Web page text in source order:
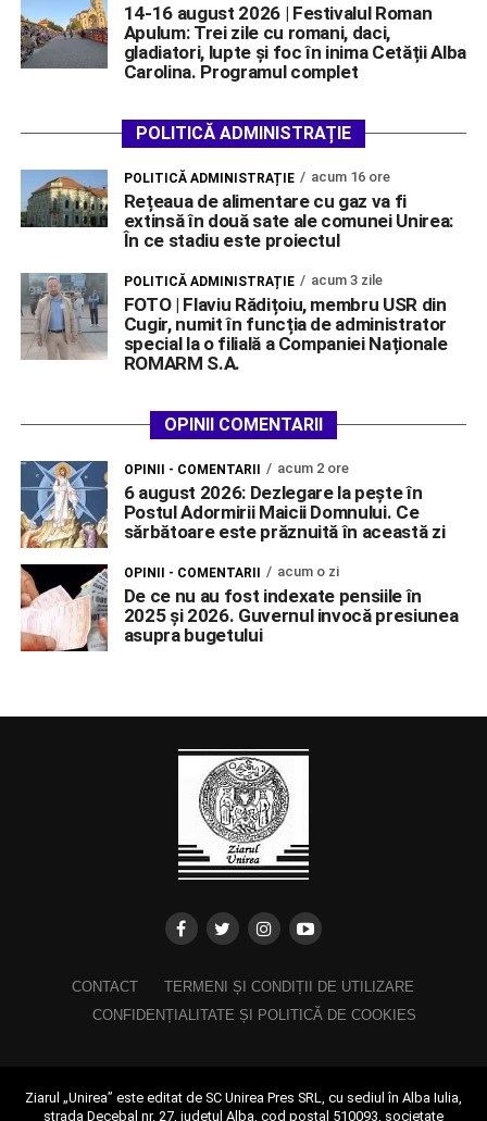
14-16 august 2026 | Festivalul Roman
Apulum: Trei zile cu romani, daci,
gladiatori, lupte și foc în inima Cetății Alba
Carolina. Programul complet
POLITICĂ ADMINISTRAȚIE
POLITICĂ ADMINISTRAȚIE acum 16 ore
Rețeaua de alimentare cu gaz va fi
extinsă în două sate ale comunei Unirea:
În ce stadiu este proiectul
POLITICĂ ADMINISTRAȚIE acum 3 zile
FOTO | Flaviu Rădițoiu, membru USR din
Cugir, numit în funcția de administrator
special la o filială a Companiei Naționale
ROMARM S.A.
OPINII COMENTARII
OPINII - COMENTARII acum 2 ore
6 august 2026: Dezlegare la pește în
Postul Adormirii Maicii Domnului. Ce
sărbătoare este prăznuită în această zi
OPINII - COMENTARII acum o zi
De ce nu au fost indexate pensiile în
2025 și 2026. Guvernul invocă presiunea
asupra bugetului
CONTACT
TERMENI ȘI CONDIȚII DE UTILIZARE
CONFIDENȚIALITATE ȘI POLITICĂ DE COOKIES
Ziarul „Unirea” este editat de SC Unirea Pres SRL, cu sediul în Alba Iulia,
strada Decebal nr. 27, județul Alba, cod poștal 510093, societate